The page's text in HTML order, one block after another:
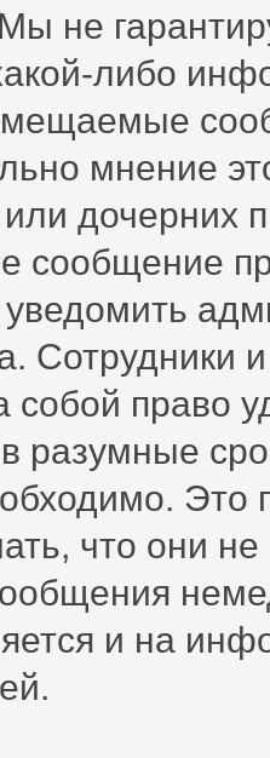
не
либо
мнение
дочерних
сообщение
Сотрудники
собой право
разумные
Это
что они не
и на